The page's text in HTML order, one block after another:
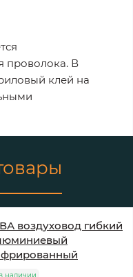
проволока. В
клей на
воздуховод гибкий